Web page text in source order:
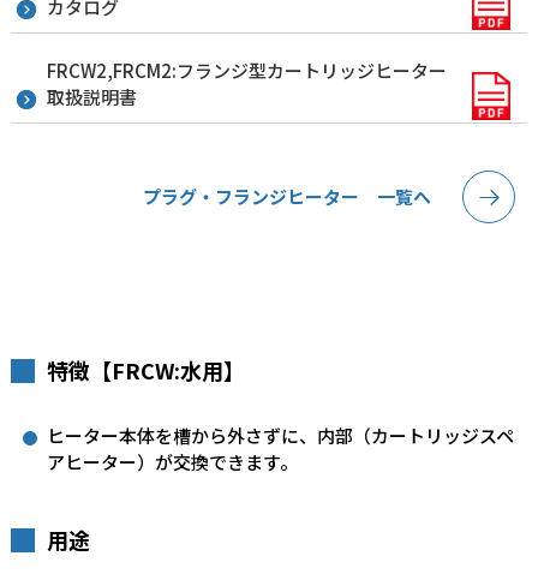
カタログ
FRCW2,FRCM2:フランジ型カートリッジヒーター
取扱説明書
プラグ・フランジヒーター 一覧へ
特徴【FRCW:水用】
ヒーター本体を槽から外さずに、内部（カートリッジスペ
アヒーター）が交換できます。
用途